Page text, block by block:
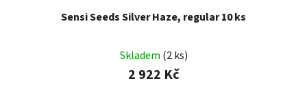
Sensi Seeds Silver Haze, regular 10 ks
Skladem (2 ks)
2 922 Kč